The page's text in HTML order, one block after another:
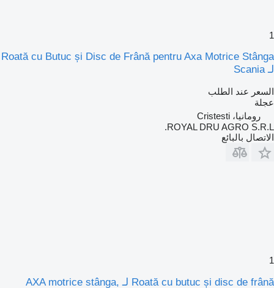
1
Roată cu Butuc și Disc de Frână pentru Axa Motrice Stânga
لـ Scania
السعر عند الطلب
عجلة
رومانيا، Cristesti
ROYAL DRU AGRO S.R.L.
الاتصال بالبائع
1
Roată cu butuc și disc de frână لـ AXA motrice stânga,